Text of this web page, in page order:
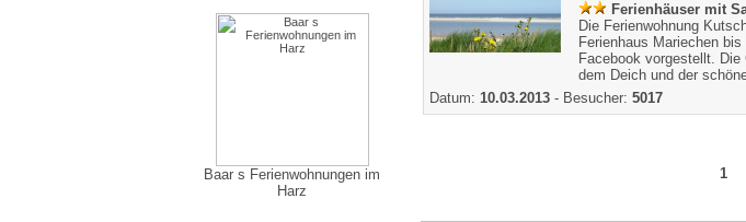
Baar s Ferienwohnungen im
Harz
Ferienhäuser mit
Die Ferienwohnung
Ferienhaus Mariechen
Facebook vorgestellt.
dem Deich und der
Datum: 10.03.2013- Besucher: 5017
1